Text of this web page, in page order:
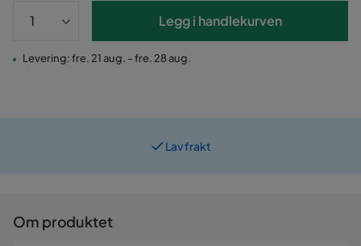
Legg i handlekurven
Levering: fre. 21 aug. - fre. 28 aug.
Lav frakt
Om produktet